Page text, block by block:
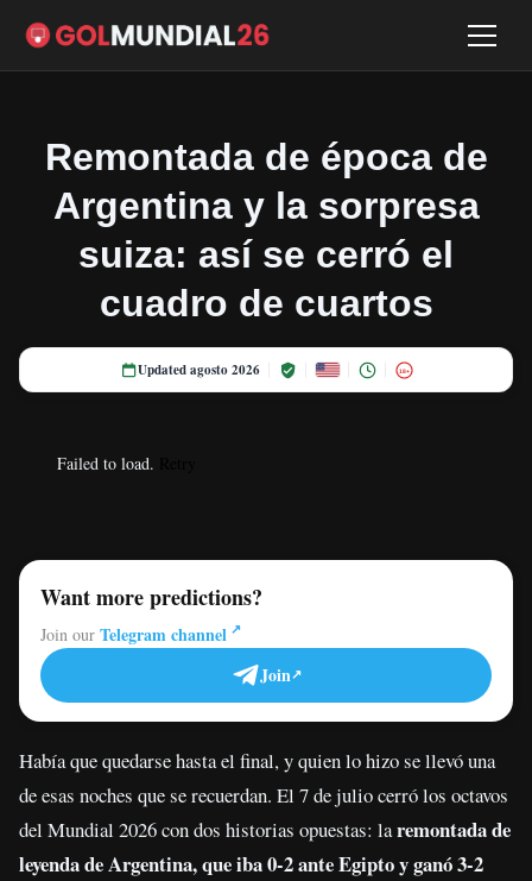
Remontada de época de
Argentina y la sorpresa
suiza: así se cerró el
cuadro de cuartos
Updated agosto 2026 18+
Failed to load.
Want more predictions?
Join our Telegram channel
Join
Había que quedarse hasta el final, y quien lo hizo se llevó una
de esas noches que se recuerdan. El 7 de julio cerró los octavos
del Mundial 2026 con dos historias opuestas: laremontada de
leyenda de Argentina, que iba 0-2 ante Egipto y ganó 3-2